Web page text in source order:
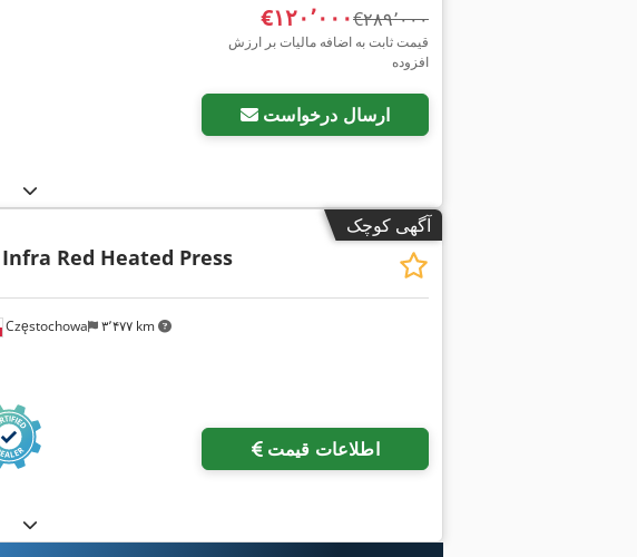
‎€۱۲۰٬۰۰۰ ‎€۲۸۹٬۰۰۰
قیمت ثابت به اضافه مالیات بر ارزش
افزوده
ارسال درخواست
آگهی کوچک
Częstochowa ۳٬۴۷۷ km
Infra Red Heated Press
اطلاعات قیمت